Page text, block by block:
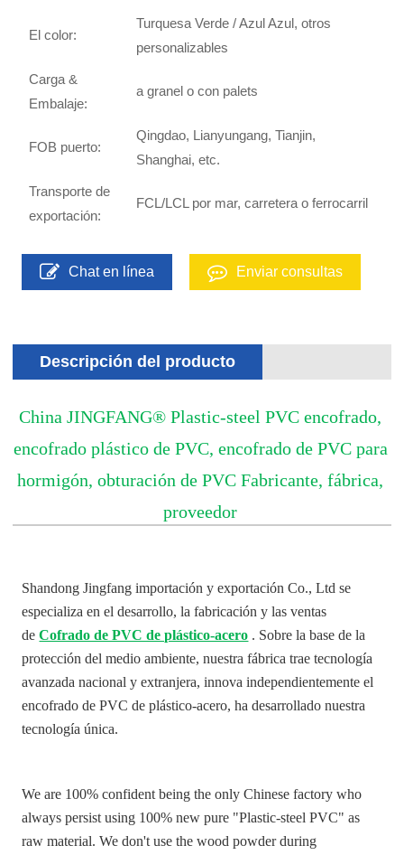
El color:
Turquesa Verde / Azul Azul, otros
personalizables
Carga &
Embalaje:
a granel o con palets
FOB puerto:
Qingdao, Lianyungang, Tianjin,
Shanghai, etc.
Transporte de
exportación:
FCL/LCL por mar, carretera o ferrocarril
Chat en línea Enviar consultas
Descripción del producto
China JINGFANG® Plastic-steel PVC encofrado,
encofrado plástico de PVC, encofrado de PVC para
hormigón, obturación de PVC Fabricante, fábrica,
proveedor
Shandong Jingfang importación y exportación Co., Ltd se
especializa en el desarrollo, la fabricación y las ventas
deCofrado de PVC de plástico-acero . Sobre la base de la
protección del medio ambiente, nuestra fábrica trae tecnología
avanzada nacional y extranjera, innova independientemente el
encofrado de PVC de plástico-acero, ha desarrollado nuestra
tecnología única.
We are 100% confident being the only Chinese factory who
always persist using 100% new pure "Plastic-steel PVC" as
raw material. We don't use the wood powder during